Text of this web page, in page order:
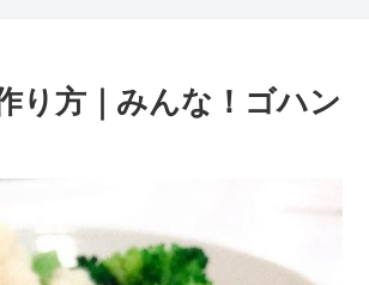
り方｜みんな！ゴハン